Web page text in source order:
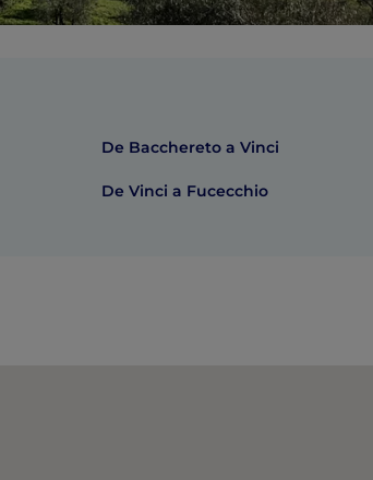
De Bacchereto a Vinci
De Vinci a Fucecchio